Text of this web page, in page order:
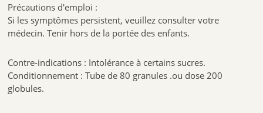
Précautions d'emploi :
Si les symptômes persistent, veuillez consulter votre
médecin. Tenir hors de la portée des enfants.
Contre-indications : Intolérance à certains sucres.
Conditionnement : Tube de 80 granules .ou dose 200
globules.